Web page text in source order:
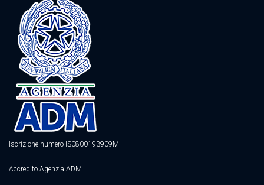
Iscrizione numero IS0800193909M
Accredito Agenzia ADM